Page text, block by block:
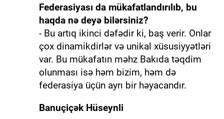
Federasiyası da mükafatlandırılıb, bu
haqda nə deyə bilərsiniz?
- Bu artıq ikinci dəfədir ki, baş verir. Onlar
çox dinamikdirlər və unikal xüsusiyyətləri
var. Bu mükafatın məhz Bakıda təqdim
olunması isə həm bizim, həm də
federasiya üçün ayrı bir həyacandır.
Banuçiçək Hüseynli